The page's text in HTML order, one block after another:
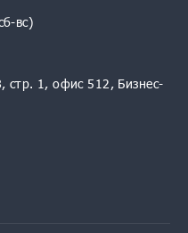
вс)
стр. 1, офис 512, Бизнес-